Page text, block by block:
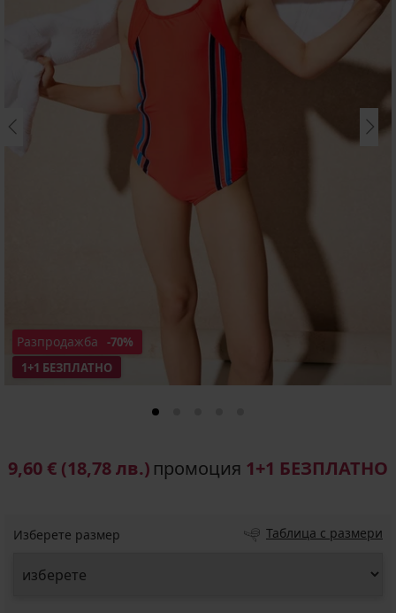
1+1 БЕЗПЛАТНО
Разпродажба -70%
9,60 € (18,78 лв.) промоция 1+1 БЕЗПЛАТНО
Изберете размер Таблица с размери